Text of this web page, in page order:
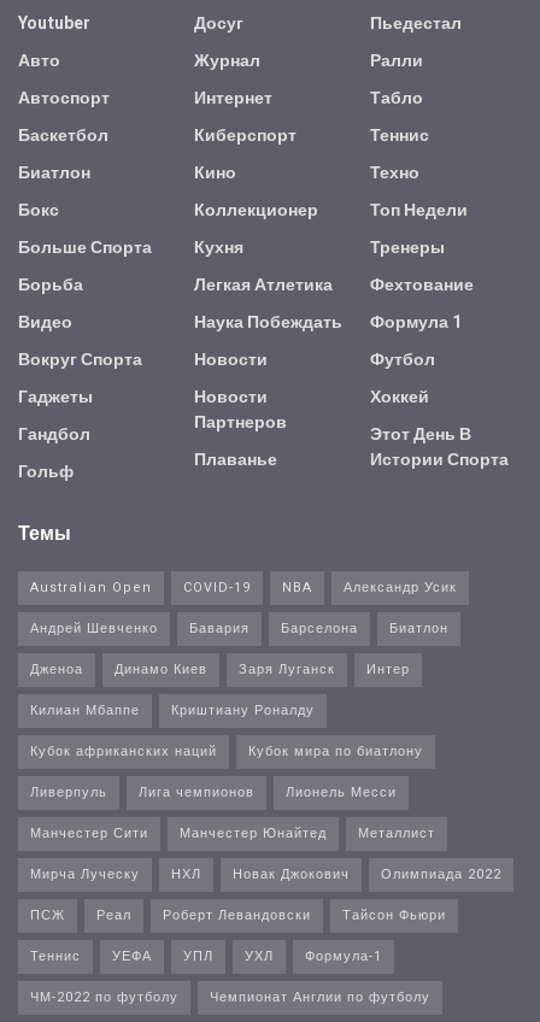
Youtuber
Авто
Автоспорт
Баскетбол
Биатлон
Бокс
Больше Спорта
Борьба
Видео
Вокруг Спорта
Гаджеты
Гандбол
Гольф
Досуг
Журнал
Интернет
Киберспорт
Кино
Коллекционер
Кухня
Легкая Атлетика
Наука Побеждать
Новости
Новости
Партнеров
Плаванье
Пьедестал
Ралли
Табло
Теннис
Техно
Топ Недели
Тренеры
Фехтование
Формула 1
Футбол
Хоккей
Этот День В
Истории Спорта
Темы
Australian Open COVID-19 NBA
Александр Усик
Андрей Шевченко
Бавария Барселона
Биатлон
Дженоа
Динамо Киев Заря Луганск
Интер
Килиан Мбаппе
Криштиану Роналду
Кубок африканских наций
Кубок мира по биатлону
Ливерпуль
Лига чемпионов
Лионель Месси
Манчестер Сити
Манчестер Юнайтед
Металлист
Мирча Луческу
НХЛ Новак Джокович
Олимпиада 2022
ПСЖ
Реал Роберт Левандовски
Тайсон Фьюри
Теннис
УЕФА УПЛ УХЛ
Формула-1
ЧМ-2022 по футболу
Чемпионат Англии по футболу